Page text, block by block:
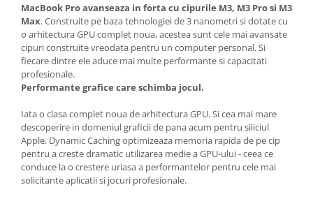
Surse
Cooler
Servere & Componente
Componente Server
Servere
Software
Retelistica & Supraveghere
Printing
MacBook Proavanseaza in forta cu cipurile M3, M3 Pro si M3
Max. Construite pe baza tehnologiei de 3 nanometri si dotate cu
o arhitectura GPU complet noua, acestea sunt cele mai avansate
cipuri construite vreodata pentru un computer personal. Si
fiecare dintre ele aduce mai multe performante si capacitati
profesionale.
Performante grafice care schimba jocul.
Iata o clasa complet noua de arhitectura GPU. Si cea mai mare
descoperire in domeniul graficii de pana acum pentru siliciul
Apple. Dynamic Caching optimizeaza memoria rapida de pe cip
pentru a creste dramatic utilizarea medie a GPU-ului - ceea ce
conduce la o crestere uriasa a performantelor pentru cele mai
solicitante aplicatii si jocuri profesionale.